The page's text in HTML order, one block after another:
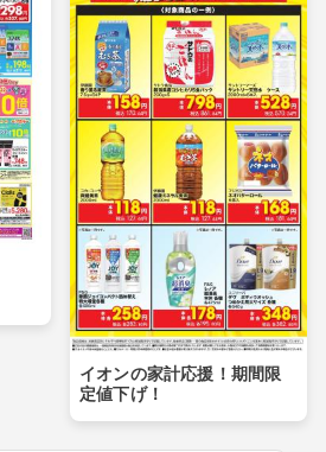
イオンの家計応援！期間限
定値下げ！